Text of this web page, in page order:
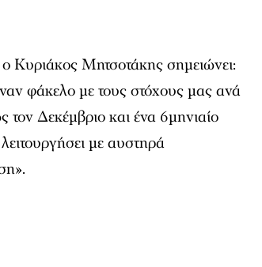
Κυριάκος Μητσοτάκης σημειώνει:
φάκελο με τους στόχους μας ανά
Δεκέμβριο και ένα 6μηνιαίο
με αυστηρά